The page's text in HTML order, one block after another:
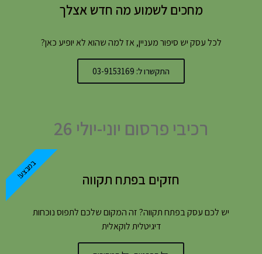
מחכים לשמוע מה חדש אצלך
לכל עסק יש סיפור מעניין, אז למה שהוא לא יופיע כאן?
התקשרו ל: 03-9153169
רכיבי פרסום יוני-יולי 26
חזקים בפתח תקווה
יש לכם עסק בפתח תקווה? זה המקום שלכם לתפוס נוכחות
דיגיטלית לוקאלית
במבצע!